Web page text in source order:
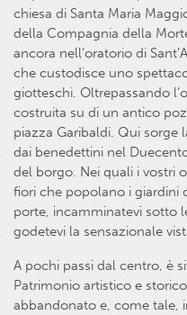
chiesa di Santa Maria
della Compagnia della
ancora nell’oratorio di
che custodisce uno
giotteschi. Oltrepassando
costruita su di un antico
piazza Garibaldi. Qui sorge
dai benedettini nel
del borgo. Nei quali i vostri
fiori che popolano i giardini
porte, incamminatevi sotto
godetevi la sensazionale
A pochi passi dal centro, è
Patrimonio artistico e
abbandonato e, come tale,